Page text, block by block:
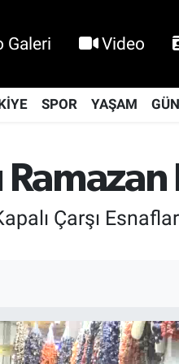
Galeri Video
SPOR YAŞAM
Çarşı